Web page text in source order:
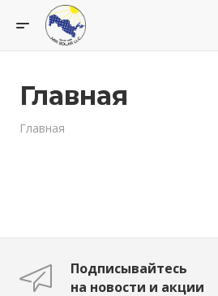
Главная
Главная
Подписывайтесь
на новости и акции